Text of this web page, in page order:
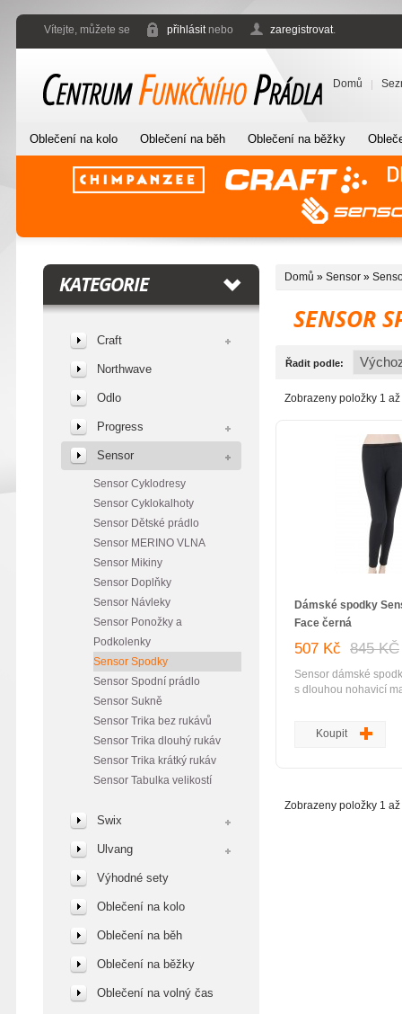
Vítejte, můžete se přihlásitnebo zaregistrovat.
Domů
Oblečení na kolo Oblečení na běh Oblečení na běžky
KATEGORIE
Craft
Northwave
Odlo
Progress
Sensor
Sensor Cyklodresy
Sensor Cyklokalhoty
Sensor Dětské prádlo
Sensor MERINO VLNA
Sensor Mikiny
Sensor Doplňky
Sensor Návleky
Sensor Ponožky a
Podkolenky
Sensor Spodky
Sensor Spodní prádlo
Sensor Sukně
Sensor Trika bez rukávů
Sensor Trika dlouhý rukáv
Sensor Trika krátký rukáv
Sensor Tabulka velikostí
Swix
Ulvang
Výhodné sety
Oblečení na kolo
Oblečení na běh
Oblečení na běžky
Oblečení na volný čas
Domů » Sensor »
SENSOR
Řadit podle:
Zobrazeny položky 1
Dámské spodky
Face černá
507 Kč 845 KČ
Sensor dámské
s dlouhou nohavicí
mínus-střižový
údržba ...
Koupit
Zobrazeny položky 1